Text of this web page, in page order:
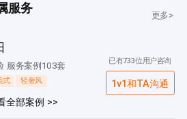
服务
更多>
服务案例103套
式 轻奢风
全部案例 >>
已有733位用户咨询
1v1和TA沟通